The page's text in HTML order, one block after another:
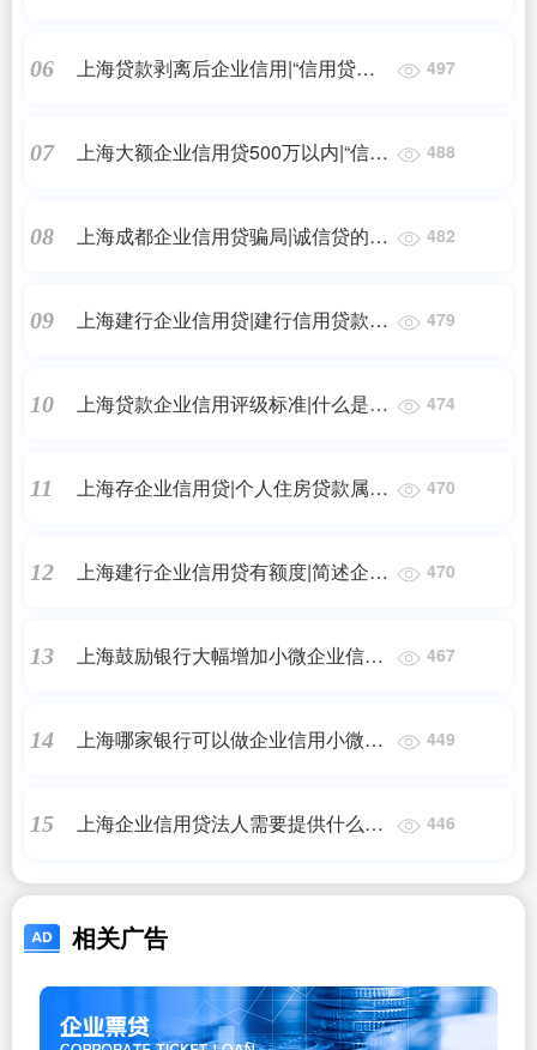
06
上海贷款剥离后企业信用|“信用贷
497
07
上海大额企业信用贷500万以内|“信用
488
08
上海成都企业信用贷骗局|诚信贷的确
482
09
上海建行企业信用贷|建行信用贷款需
479
10
上海贷款企业信用评级标准|什么是信
474
11
上海存企业信用贷|个人住房贷款属于
470
12
上海建行企业信用贷有额度|简述企业
470
13
上海鼓励银行大幅增加小微企业信用
467
14
上海哪家银行可以做企业信用小微贷|
449
15
上海企业信用贷法人需要提供什么材
446
相关广告